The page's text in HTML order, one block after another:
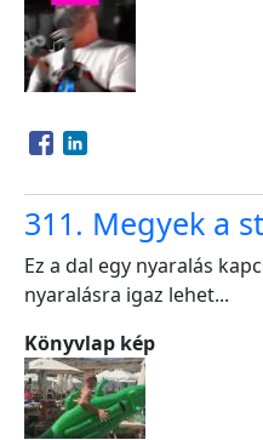
Opens in a new window
Opens in a new
311. Megyek a
Ez a dal egy nyaralás
nyaralásra igaz lehet...
Könyvlap kép